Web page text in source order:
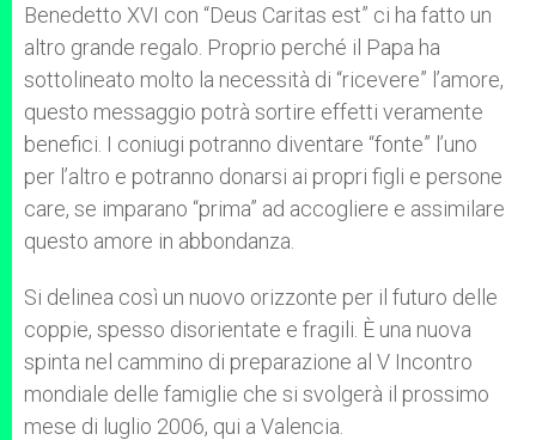
Benedetto XVI con “Deus Caritas est” ci ha fatto un
altro grande regalo. Proprio perché il Papa ha
sottolineato molto la necessità di “ricevere” l’amore,
questo messaggio potrà sortire effetti veramente
benefici. I coniugi potranno diventare “fonte” l’uno
per l’altro e potranno donarsi ai propri figli e persone
care, se imparano “prima” ad accogliere e assimilare
questo amore in abbondanza.
Si delinea così un nuovo orizzonte per il futuro delle
coppie, spesso disorientate e fragili. È una nuova
spinta nel cammino di preparazione al V Incontro
mondiale delle famiglie che si svolgerà il prossimo
mese di luglio 2006, qui a Valencia.